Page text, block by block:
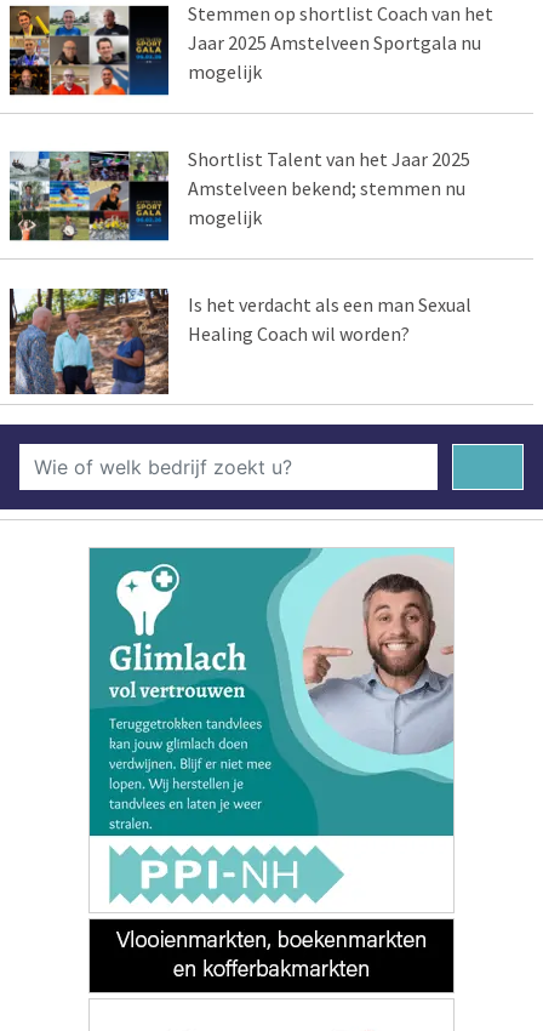
Stemmen op shortlist Coach van het
Jaar 2025 Amstelveen Sportgala nu
mogelijk
Shortlist Talent van het Jaar 2025
Amstelveen bekend; stemmen nu
mogelijk
Is het verdacht als een man Sexual
Healing Coach wil worden?